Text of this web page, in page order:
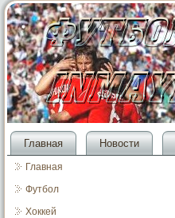
Главная Новости
Главная
Футбол
Хоккей